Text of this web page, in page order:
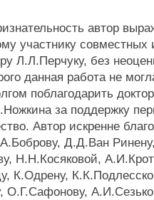
автор
участнику совместных
Л.Л.Перчуку, без
данная работа не
поблагодарить
за поддержку
Автор искренне
Д.Д.Ван
Н.Н.Косяковой,
К.Одрену,
О.Г.Сафонову,